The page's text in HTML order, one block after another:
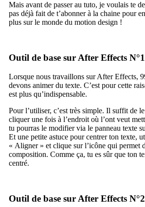
Mais avant de passer au tuto, je voulais te
pas déjà fait de t’abonner à la chaine pour
plus sur le monde du motion design !
Outil de base sur After Effects
Lorsque nous travaillons sur After Effects,
devons animer du texte. C’est pour cette
est plus qu’indispensable.
Pour l’utiliser, c’est très simple. Il suffit de
cliquer une fois à l’endroit où l’ont veut
tu pourras le modifier via le panneau texte
Et une petite astuce pour centrer ton texte,
« Aligner » et clique sur l’icône qui permet
composition. Comme ça, tu es sûr que ton
centré.
Outil de base sur After Effects